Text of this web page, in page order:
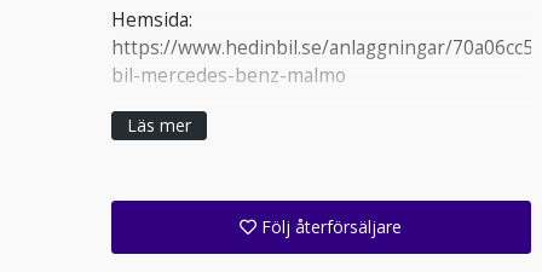
Hemsida:
https://www.hedinbil.se/anlaggningar/
bil-mercedes-benz-malmo
Vi har nya telefonnummer och mejladresser.
Varmt välkommen till Hedin bil Mercedes-Benz
Läs mer
Följ återförsäljare